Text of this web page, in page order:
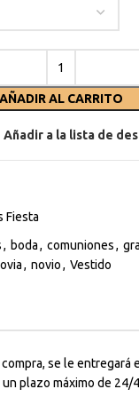
AÑADIR AL CARRITO
Añadir a la lista de
Fiesta
, boda, comuniones,
, novio, Vestido
se le entregará
plazo máximo de 24/